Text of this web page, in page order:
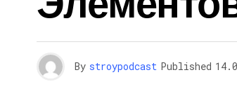
By stroypodcast Published